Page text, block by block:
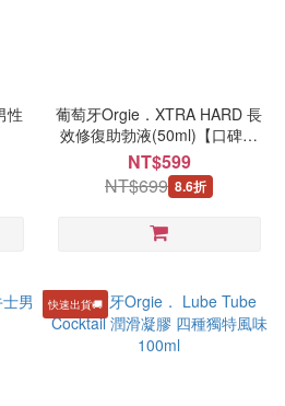
性
葡萄牙Orgie．XTRA HARD 長
效修復助勃液(50ml)【口碑產
品】
NT$599
NT$699 8.6折
快速出貨🚚